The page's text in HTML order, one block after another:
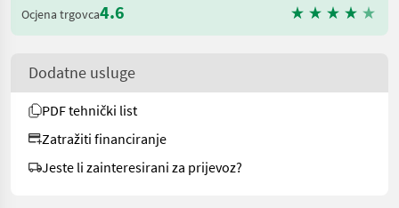
Ocjena trgovca4.6
Dodatne usluge
PDF tehnički list
Zatražiti financiranje
Jeste li zainteresirani za prijevoz?